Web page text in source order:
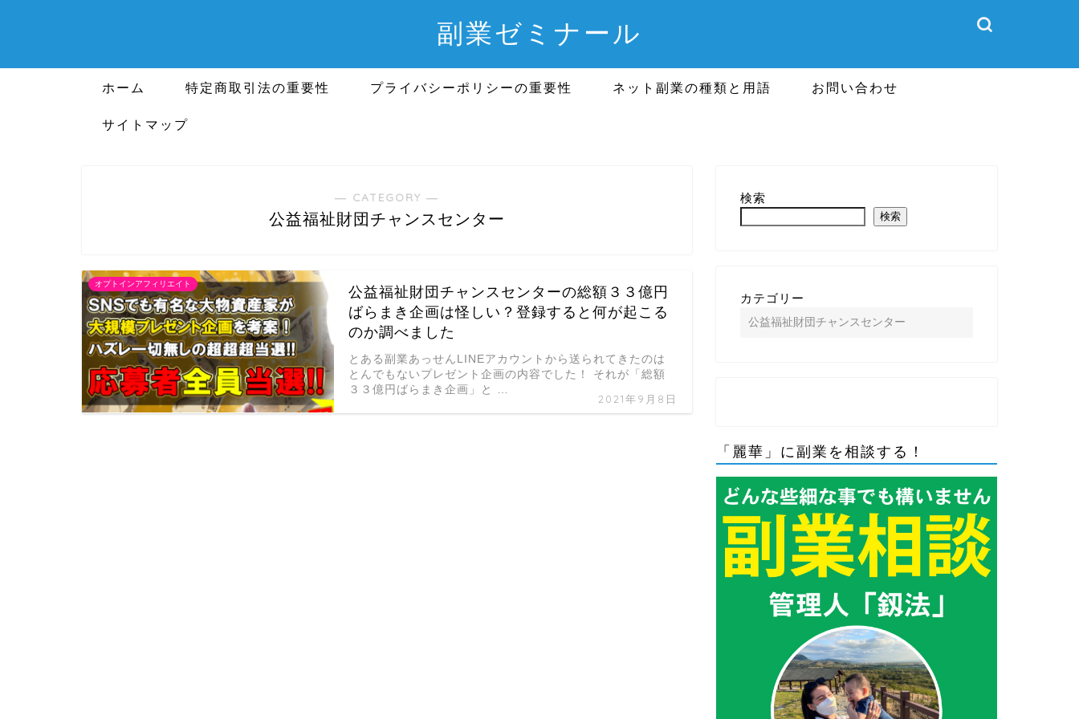
副業ゼミナール
ホーム 特定商取引法の重要性 プライバシーポリシーの重要性 ネット副業の種類と用語 お問い合わせ
サイトマップ
― CATEGORY ―
公益福祉財団チャンスセンター
オプトインアフィリエイト
公益福祉財団チャンスセンターの総額３３億円
ばらまき企画は怪しい？登録すると何が起こる
のか調べました
2021年9月8日
とある副業あっせんLINEアカウントから送られてきたのは
とんでもないプレゼント企画の内容でした！ それが「総額
３３億円ばらまき企画」と …
検索
検索
カテゴリー
「麗華」に副業を相談する！